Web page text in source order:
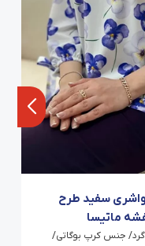
سفید طرح
ماتیسا
جنس کرپ بوگاتی/